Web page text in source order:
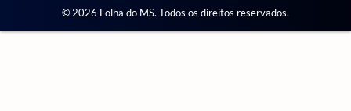
© 2026 Folha do MS. Todos os direitos reservados.